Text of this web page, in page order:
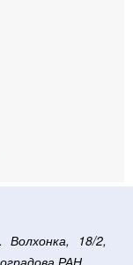
Волхонка, 18/2,
РАН